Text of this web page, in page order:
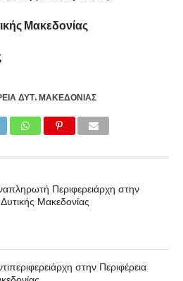
Μακεδονίας
ΔΥΤ. ΜΑΚΕΔΟΝΊΑΣ
Περιφερειάρχη στην
Μακεδονίας
στην Περιφέρεια